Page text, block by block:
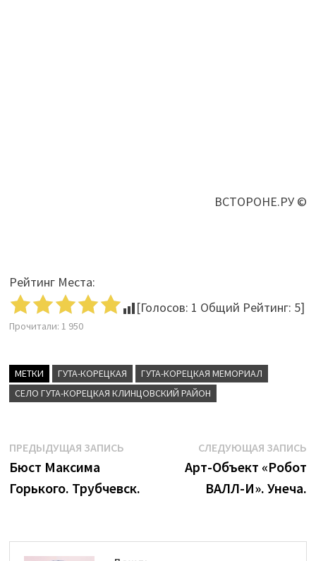
ВСТОРОНЕ.РУ ©
Рейтинг Места:
[Голосов: 1 Общий Рейтинг: 5]
Прочитали: 1 950
МЕТКИ ГУТА-КОРЕЦКАЯ
ГУТА-КОРЕЦКАЯ МЕМОРИАЛ
СЕЛО ГУТА-КОРЕЦКАЯ КЛИНЦОВСКИЙ РАЙОН
Навигация
по
записям
ПРЕДЫДУЩАЯ ЗАПИСЬПредыдущая
Бюст Максима
Горького. Трубчевск.
СЛЕДУЮЩАЯ ЗАПИСЬ
Арт-Объект «Робот
ВАЛЛ-И». Унеча.